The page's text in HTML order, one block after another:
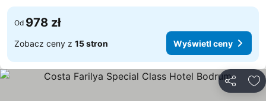
Od 978 zł
Zobacz ceny z 15 stron Wyświetl ceny